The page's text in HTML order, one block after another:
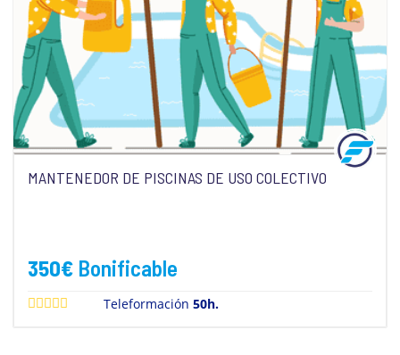
MANTENEDOR DE PISCINAS DE USO COLECTIVO
350€ Bonificable
Teleformación50h.